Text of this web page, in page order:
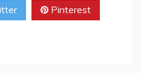
Pinterest